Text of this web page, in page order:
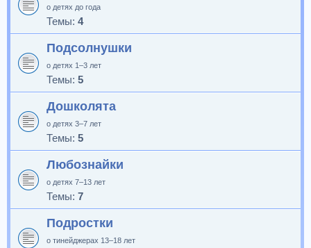
о детях до года
Темы: 4
Подсолнушки
о детях 1–3 лет
Темы: 5
Дошколята
о детях 3–7 лет
Темы: 5
Любознайки
о детях 7–13 лет
Темы: 7
Подростки
о тинейджерах 13–18 лет